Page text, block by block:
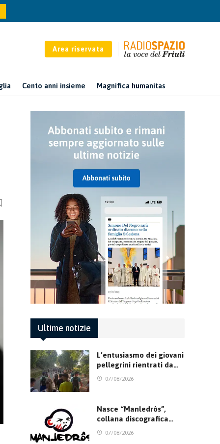
Area riservata
Cento anni insieme Magnifica humanitas
Ultime notizie
L’entusiasmo dei giovani
pellegrini rientrati da…
07/08/2026
Nasce “Manledrôs”,
collana discografica…
07/08/2026